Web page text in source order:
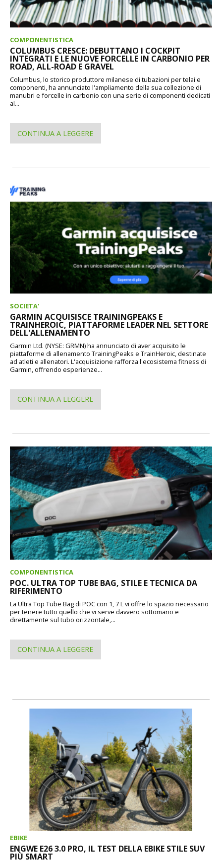
COMPONENTISTICA
COLUMBUS CRESCE: DEBUTTANO I COCKPIT
INTEGRATI E LE NUOVE FORCELLE IN CARBONIO PER
ROAD, ALL-ROAD E GRAVEL
Columbus, lo storico produttore milanese di tubazioni per telai e
componenti, ha annunciato l'ampliamento della sua collezione di
manubri e forcelle in carbonio con una serie di componenti dedicati
al...
CONTINUA A LEGGERE
SOCIETA'
GARMIN ACQUISISCE TRAININGPEAKS E
TRAINHEROIC, PIATTAFORME LEADER NEL SETTORE
DELL'ALLENAMENTO
Garmin Ltd. (NYSE: GRMN) ha annunciato di aver acquisito le
piattaforme di allenamento TrainingPeaks e TrainHeroic, destinate
ad atleti e allenatori. L'acquisizione rafforza l'ecosistema fitness di
Garmin, offrendo esperienze...
CONTINUA A LEGGERE
COMPONENTISTICA
POC. ULTRA TOP TUBE BAG, STILE E TECNICA DA
RIFERIMENTO
La Ultra Top Tube Bag di POC con 1, 7 L vi offre lo spazio necessario
per tenere tutto quello che vi serve davvero sottomano e
direttamente sul tubo orizzontale,...
CONTINUA A LEGGERE
EBIKE
ENGWE E26 3.0 PRO, IL TEST DELLA EBIKE STILE SUV
PIÙ SMART